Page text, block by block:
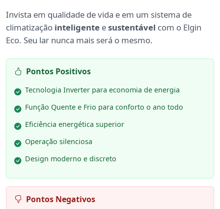
Invista em qualidade de vida e em um sistema de
climatização inteligente esustentável com o Elgin
Eco. Seu lar nunca mais será o mesmo.
Pontos Positivos
Tecnologia Inverter para economia de energia
Função Quente e Frio para conforto o ano todo
Eficiência energética superior
Operação silenciosa
Design moderno e discreto
Pontos Negativos